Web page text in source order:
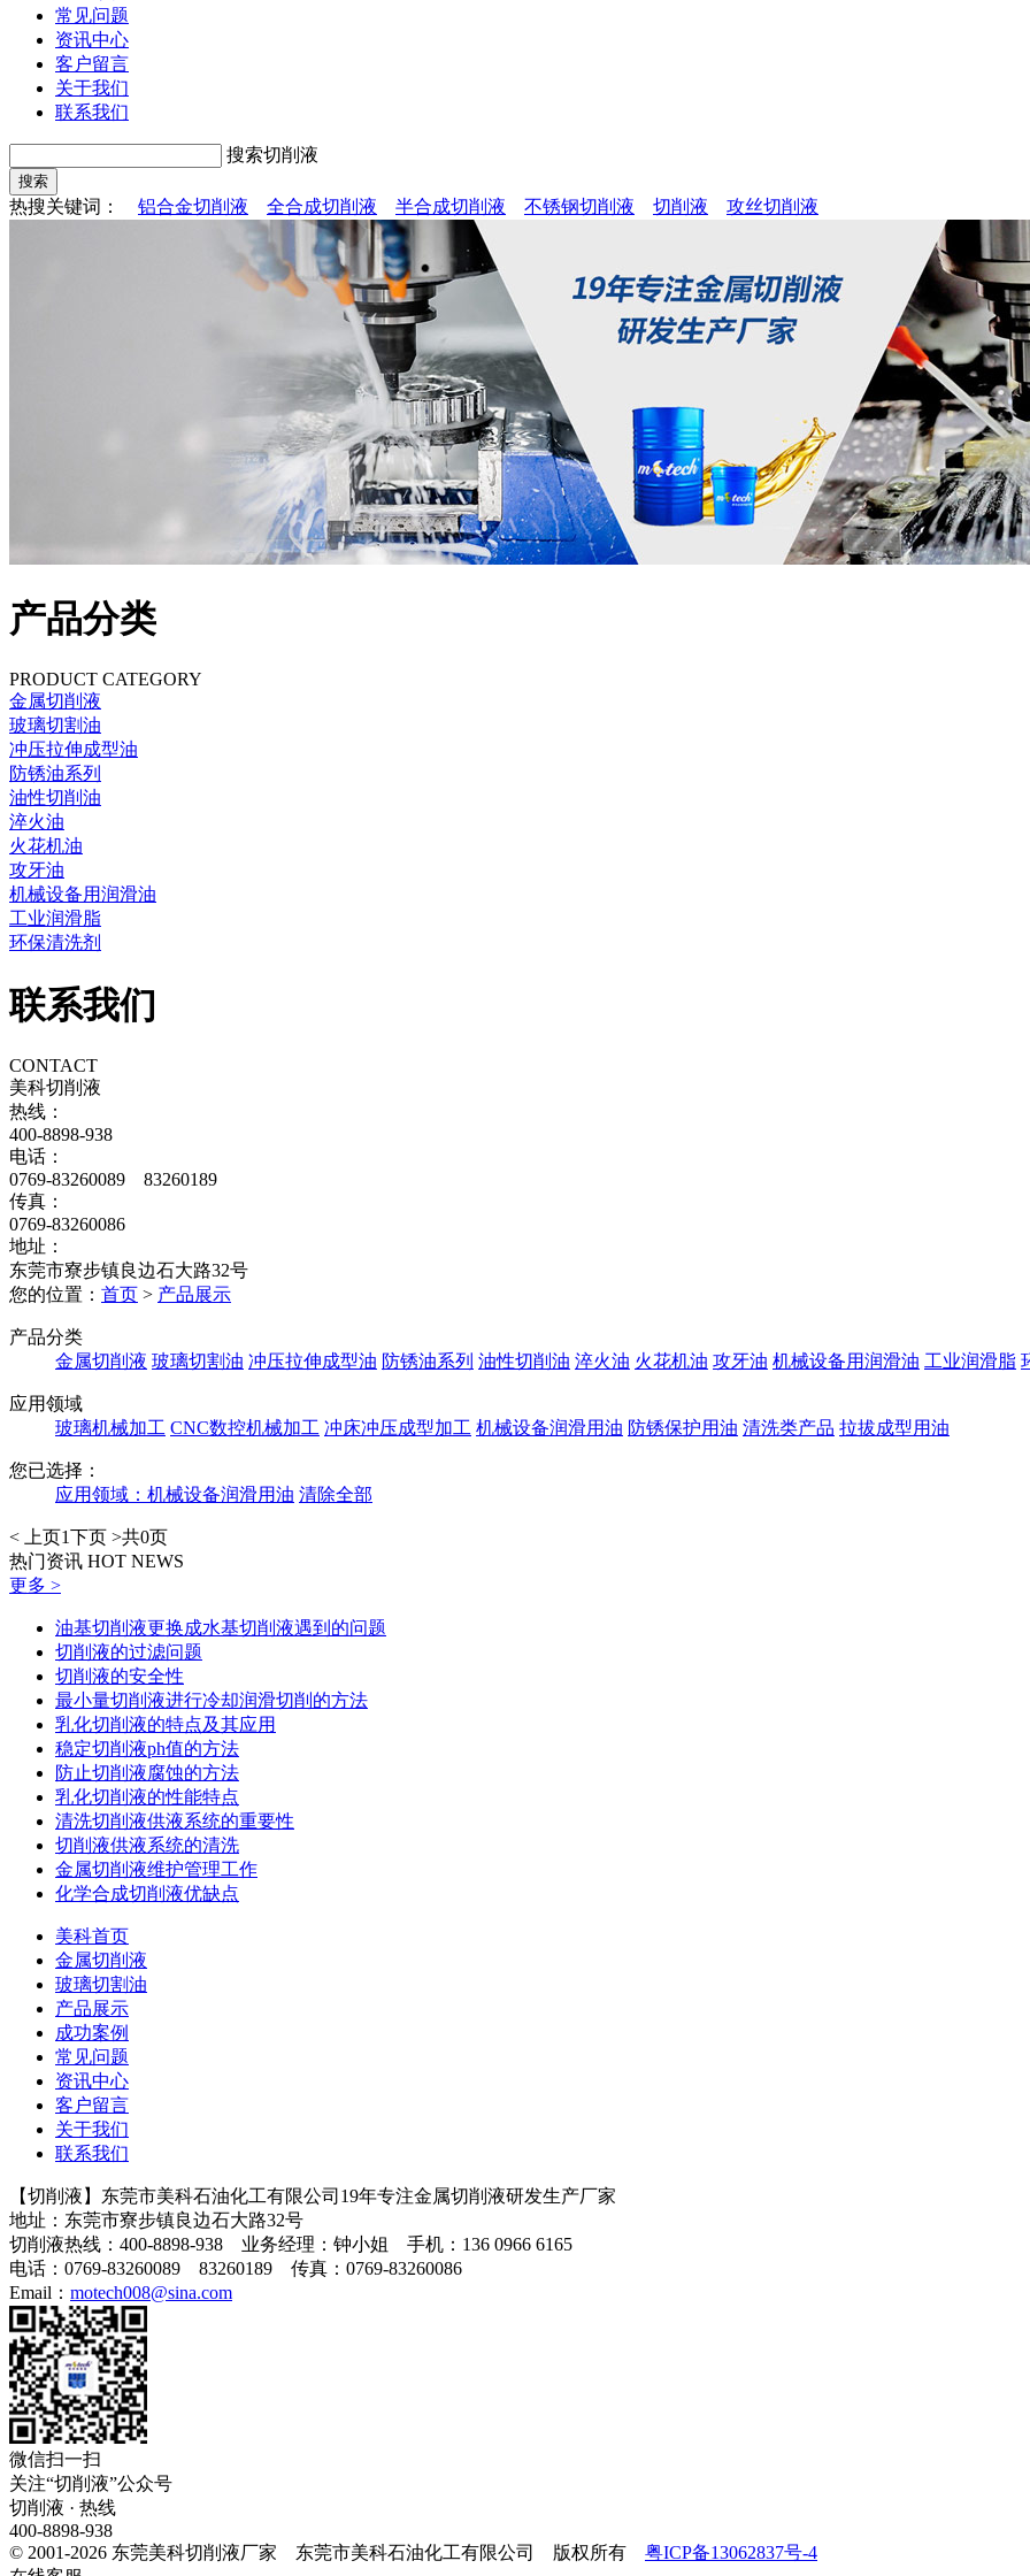
常见问题
资讯中心
客户留言
关于我们
联系我们
搜索切削液
热搜关键词： 铝合金切削液 全合成切削液 半合成切削液 不锈钢切削液 切削液 攻丝切削液
产品分类
PRODUCT CATEGORY
金属切削液
玻璃切割油
冲压拉伸成型油
防锈油系列
油性切削油
淬火油
火花机油
攻牙油
机械设备用润滑油
工业润滑脂
环保清洗剂
联系我们
CONTACT
美科切削液
热线：
400-8898-938
电话：
0769-83260089 83260189
传真：
0769-83260086
地址：
东莞市寮步镇良边石大路32号
您的位置： 首页 > 产品展示
产品分类
金属切削液 玻璃切割油 冲压拉伸成型油 防锈油系列 油性切削油 淬火油 火花机油 攻牙油 机械设备用润滑油 工业润滑脂
应用领域
玻璃机械加工 CNC数控机械加工 冲床冲压成型加工 机械设备润滑用油 防锈保护用油 清洗类产品 拉拔成型用油
您已选择：
应用领域： 机械设备润滑用油 清除全部
< 上页1下页 >共0页
热门资讯 HOT NEWS
更多 >
油基切削液更换成水基切削液遇到的问题
切削液的过滤问题
切削液的安全性
最小量切削液进行冷却润滑切削的方法
乳化切削液的特点及其应用
稳定切削液ph值的方法
防止切削液腐蚀的方法
乳化切削液的性能特点
清洗切削液供液系统的重要性
切削液供液系统的清洗
金属切削液维护管理工作
化学合成切削液优缺点
美科首页
金属切削液
玻璃切割油
产品展示
成功案例
常见问题
资讯中心
客户留言
关于我们
联系我们
【切削液】东莞市美科石油化工有限公司19年专注金属切削液研发生产厂家
地址：东莞市寮步镇良边石大路32号
切削液热线：400-8898-938 业务经理：钟小姐 手机：136 0966 6165
电话：0769-83260089 83260189 传真：0769-83260086
Email： motech008@sina.com
微信扫一扫
关注“切削液”公众号
切削液 · 热线
400-8898-938
© 2001-2026 东莞美科切削液厂家 东莞市美科石油化工有限公司 版权所有 粤ICP备13062837号-4